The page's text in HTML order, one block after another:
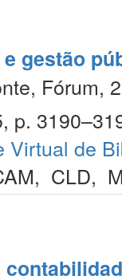
gestão
Fórum,
p.
Virtual de
, CLD,